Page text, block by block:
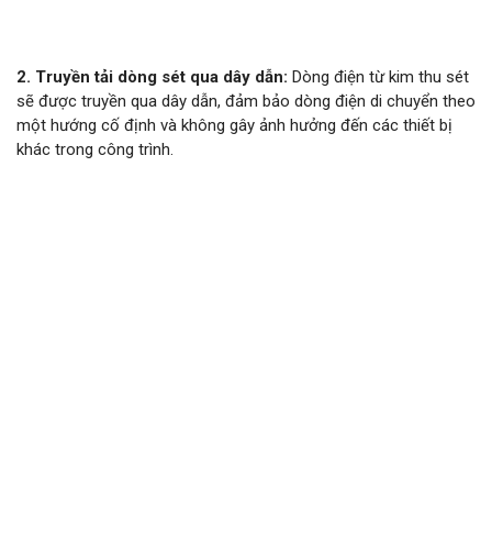
2. Truyền tải dòng sét qua dây dẫn: Dòng điện từ kim thu sét
sẽ được truyền qua dây dẫn, đảm bảo dòng điện di chuyển theo
một hướng cố định và không gây ảnh hưởng đến các thiết bị
khác trong công trình.